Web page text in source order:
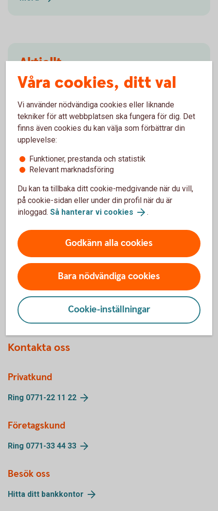
Aktiellt
Dagliga bolagsanalyser, börskommentarer,
tips runt pension och privatekonomi.
Aktiellt (swedbank-aktiellt.se)
Klimatranking
Frågor och svar
Climetrics bolagsranking
Swedbank bloggar
Följ våra bloggare inom Swedbank
Kontakta oss
Privatkund
Ring 0771-22 11 22
Företagskund
Ring 0771-33 44 33
Besök oss
Hitta ditt bankkontor
Våra cookies, ditt val
Vi använder nödvändiga cookies eller liknande
tekniker för att webbplatsen ska fungera för dig. Det
finns även cookies du kan välja som förbättrar din
upplevelse:
Funktioner, prestanda och statistik
Relevant marknadsföring
Du kan ta tillbaka ditt cookie-medgivande när du vill,
på cookie-sidan eller under din profil när du är
inloggad. Så hanterar vi cookies .
Godkänn alla cookies
Bara nödvändiga cookies
Cookie-inställningar